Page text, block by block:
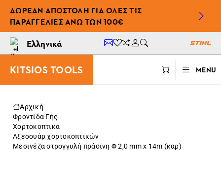
ΔΩΡΕΆΝ ΑΠΟΣΤΟΛΉ ΓΙΑ ΌΛΕΣ ΤΙΣ
ΠΑΡΑΓΓΕΛΊΕΣ ΆΝΩ ΤΩΝ 100€
Ελληνικά
KITSIOS TOOLS MENU
Αρχική
Φροντίδα Γής
Χορτοκοπτικά
Αξεσουάρ χορτοκοπτικών
Μεσινέζα στρογγυλή πράσινη Φ 2,0 mm x 14m (καρ)